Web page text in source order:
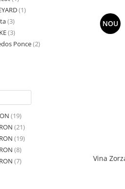
(1)
(3)
(3)
Ponce(2)
(19)
(21)
(19)
(8)
(7)
NOU
Vina